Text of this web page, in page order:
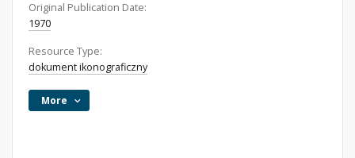
Original Publication Date:
1970
Resource Type:
dokument ikonograficzny
More